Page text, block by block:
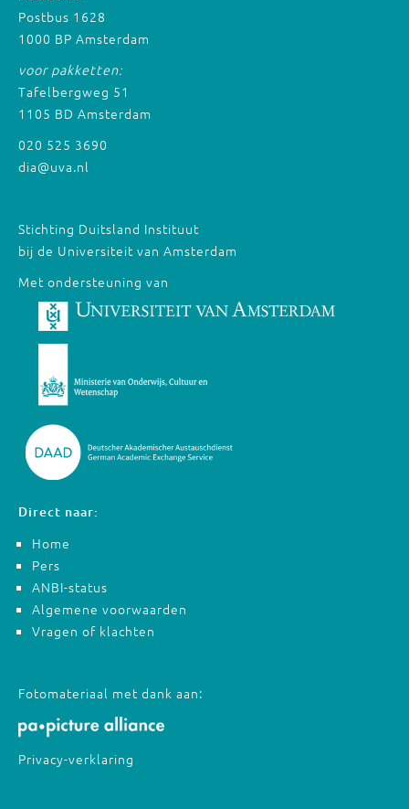
Postbus 1628
1000 BP Amsterdam
voor pakketten:
Tafelbergweg 51
1105 BD Amsterdam
020 525 3690
dia@uva.nl
Stichting Duitsland Instituut
bij de Universiteit van Amsterdam
Met ondersteuning van
Direct naar:
Home
Pers
ANBI-status
Algemene voorwaarden
Vragen of klachten
Fotomateriaal met dank aan:
Privacy-verklaring